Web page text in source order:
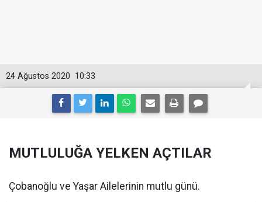
10:33
24 Ağustos 2020
MUTLULUĞA YELKEN AÇTILAR
Çobanoğlu ve Yaşar Ailelerinin mutlu günü.